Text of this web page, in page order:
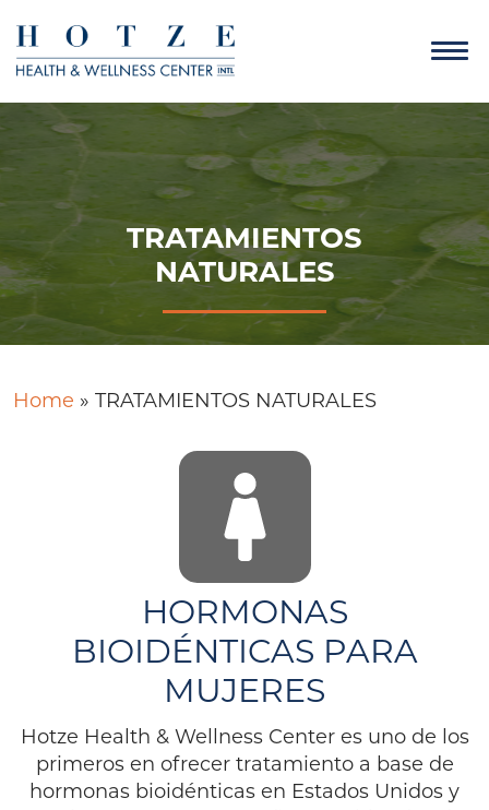
TRATAMIENTOS
NATURALES
Home » TRATAMIENTOS NATURALES
HORMONAS
BIOIDÉNTICAS PARA
MUJERES
Hotze Health & Wellness Center es uno de los
primeros en ofrecer tratamiento a base de
hormonas bioidénticas en Estados Unidos y